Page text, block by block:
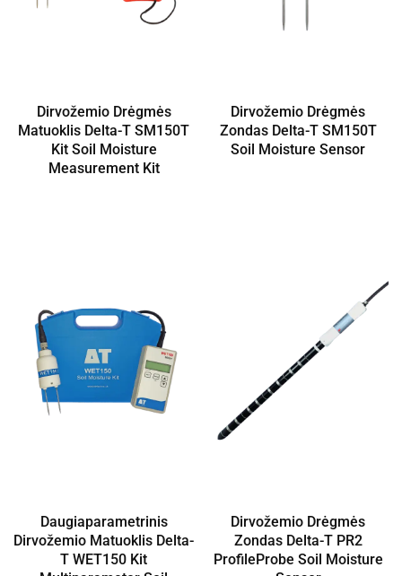
Dirvožemio Drėgmės
Matuoklis Delta-T SM150T
Kit Soil Moisture
Measurement Kit
Dirvožemio Drėgmės
Zondas Delta-T SM150T
Soil Moisture Sensor
Daugiaparametrinis
Dirvožemio Matuoklis Delta-
T WET150 Kit
Dirvožemio Drėgmės
Zondas Delta-T PR2
ProfileProbe Soil Moisture